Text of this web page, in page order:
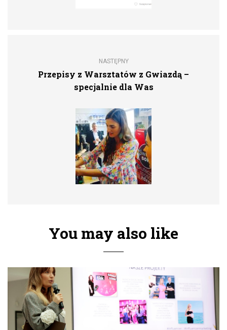
NASTĘPNY
Przepisy z Warsztatów z Gwiazdą –
specjalnie dla Was
You may also like